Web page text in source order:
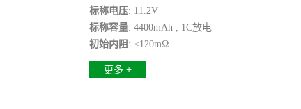
标称电压: 11.2V
标称容量: 4400mAh , 1C放电
初始内阻 : ≤120mΩ
更多 +